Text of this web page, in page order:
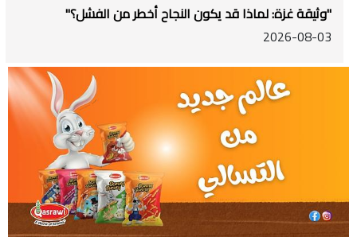
"وثيقة غزة: لماذا قد يكون النجاح أخطر من الفشل؟"
2026-08-03